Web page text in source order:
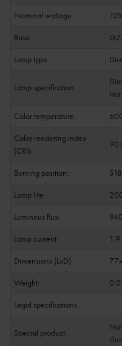
Nominal wattage:
Base:
Lamp type:
Lamp specification:
Color temperature:
Color rendering index
(CRI):
90
Burning position:
Lamp life:
Luminous flux:
Lamp current:
1.9
Dimensions (LxD):
Weight:
Legal specifications
Special product: